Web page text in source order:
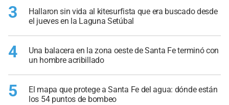
3
Hallaron sin vida al kitesurfista que era buscado desde
el jueves en la Laguna Setúbal
4
Una balacera en la zona oeste de Santa Fe terminó con
un hombre acribillado
5
El mapa que protege a Santa Fe del agua: dónde están
los 54 puntos de bombeo